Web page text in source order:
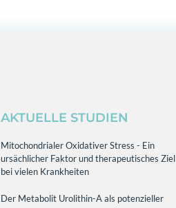
AKTUELLE STUDIEN
Mitochondrialer Oxidativer Stress - Ein
ursächlicher Faktor und therapeutisches Ziel
bei vielen Krankheiten
Der Metabolit Urolithin-A als potenzieller